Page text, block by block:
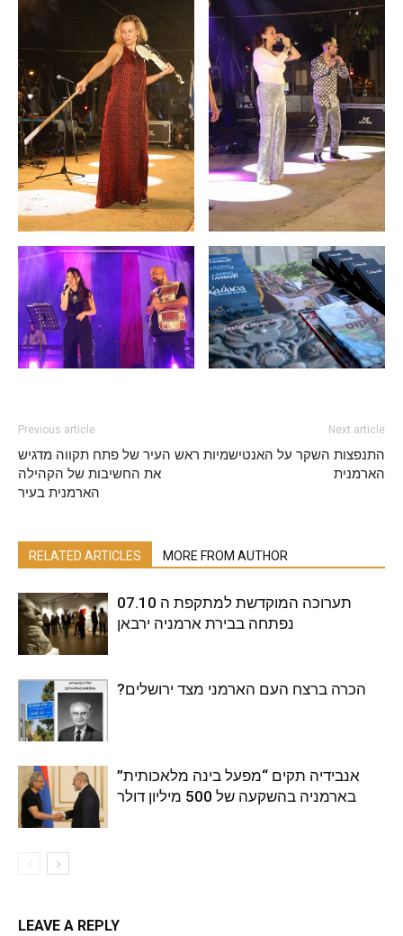
Previous article
ראש העיר של פתח תקווה מדגיש
את החשיבות של הקהילה
הארמנית בעיר
Next article
התנפצות השקר על האנטישמיות
הארמנית
RELATED ARTICLES MORE FROM AUTHOR
תערוכה המוקדשת למתקפת ה 07.10
נפתחה בבירת ארמניה ירבאן
?הכרה ברצח העם הארמני מצד ירושלים
אנבידיה תקים “מפעל בינה מלאכותית”
בארמניה בהשקעה של 500 מיליון דולר
LEAVE A REPLY